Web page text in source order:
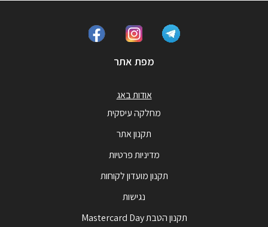
מפת אתר
אודות באג
מחלקה עיסקית
תקנון אתר
מדיניות פרטיות
תקנון מועדון לקוחות
נגישות
תקנון הטבת Mastercard Day